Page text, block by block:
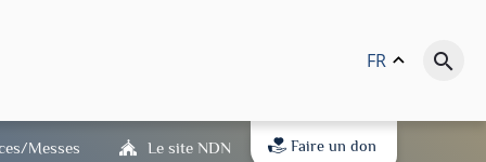
FR keyboard_arrow_up search
Messes Le site NDN Faire un don